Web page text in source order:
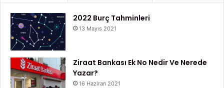
bir beceridir ve her geçen gün daha iyi bir seviyeye
taşınabilir.
Eğitim Eğitimde zaman yönetimi
2022 Burç Tahminleri
13 Mayıs 2021
Ziraat Bankası Ek No Nedir Ve Nerede
Yazar?
16 Haziran 2021